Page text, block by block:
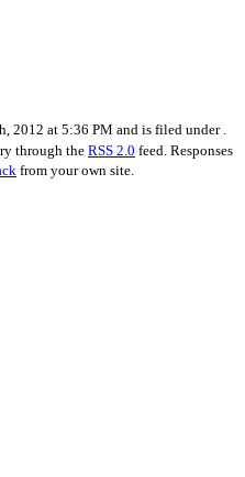
2012 at 5:36 PM and is filed under .
through the RSS 2.0 feed. Responses
from your own site.